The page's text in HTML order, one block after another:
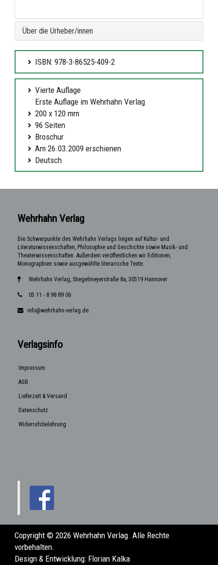
Über die Urheber/innen
ISBN: 978-3-86525-409-2
Vierte Auflage
Erste Auflage im Wehrhahn Verlag
200 x 120 mm
96 Seiten
Broschur
Am 26.03.2009 erschienen
Deutsch
Wehrhahn Verlag
Die Schwerpunkte des Wehrhahn Verlags liegen auf Kultur- und
Literaturwissenschaften, Philosophie und Geschichte sowie Musik- und
Theaterwissenschaften. Außerdem veröffentlichen wir Editionen,
Monographien sowie ausgewählte literarische Texte.
Wehrhahn Verlag, Stiegelmeyerstraße 8a, 30519 Hannover
05 11 - 8 98 89 06
info@wehrhahn-verlag.de
Verlagsinfo
Impressum
AGB
Lieferzeit & Versand
Datenschutz
Widerrufsbelehrung
Copyright © 2026 Wehrhahn Verlag. Alle Rechte
vorbehalten.
Design & Entwicklung: Florian Kalka